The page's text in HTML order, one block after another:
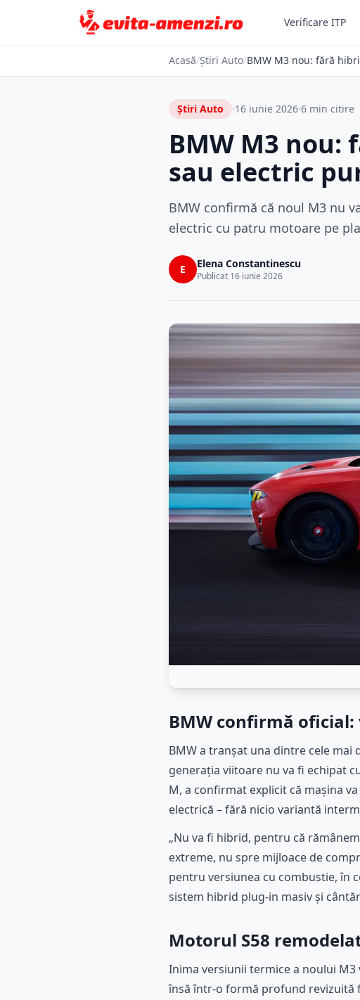
Verificare ITP
Acasă/Știri Auto/BMW M3 nou: fără
Știri Auto ·16 iunie 2026·6 min citire
BMW M3
sau electric
BMW confirmă că noul M3 nu
electric cu patru motoare pe
E Elena Constantinescu
Publicat 16 iunie 2026
BMW confirmă
BMW a tranșat una dintre cele
generația viitoare nu va fi echipat
M, a confirmat explicit că mașina
electrică – fără nicio variantă
„Nu va fi hibrid, pentru că
extreme, nu spre mijloace de
pentru versiunea cu combustie, în
sistem hibrid plug-in masiv și
Motorul S58
Inima versiunii termice a noului
însă într-o formă profund revizuită